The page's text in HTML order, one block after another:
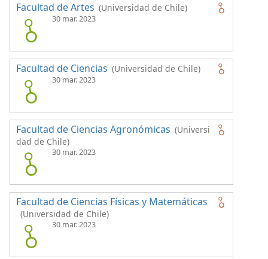
Facultad de Artes (Universidad de Chile)
30 mar. 2023
Facultad de Ciencias (Universidad de Chile)
30 mar. 2023
Facultad de Ciencias Agronómicas (Universi
dad de Chile)
30 mar. 2023
Facultad de Ciencias Físicas y Matemáticas
(Universidad de Chile)
30 mar. 2023